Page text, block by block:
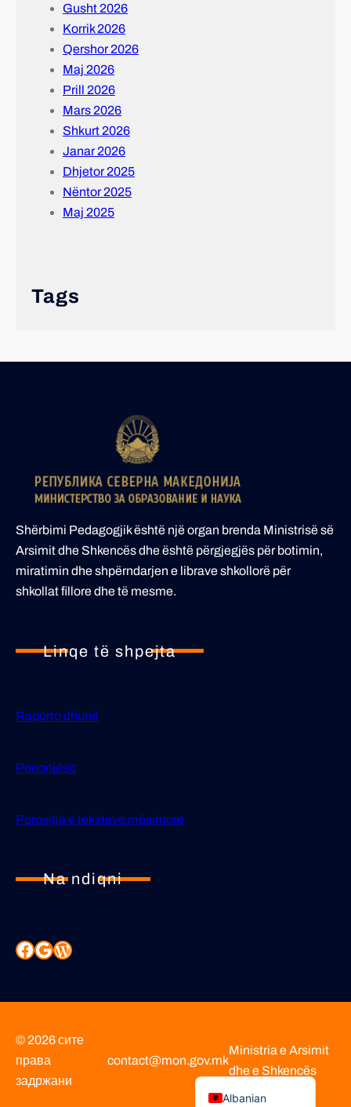
Gusht 2026
Korrik 2026
Qershor 2026
Maj 2026
Prill 2026
Mars 2026
Shkurt 2026
Janar 2026
Dhjetor 2025
Nëntor 2025
Maj 2025
Tags
Shërbimi Pedagogjik është një organ brenda Ministrisë së
Arsimit dhe Shkencës dhe është përgjegjës për botimin,
miratimin dhe shpërndarjen e librave shkollorë për
shkollat fillore dhe të mesme.
Linqe të shpejta
Raporto dhunë
Pononjësit
Porositja е teksteve mësimore
Na ndiqni
© 2026 сите
права
задржани
contact@mon.gov.mk
Ministria e Arsimit
dhe e Shkencës
Albanian
Macedonian